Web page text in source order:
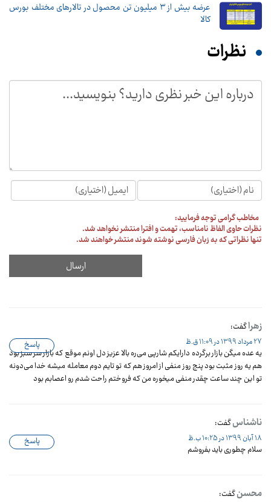
عرضه بیش از ۳ میلیون تن محصول در تالارهای مختلف بورس
کالا
نظرات
مخاطب گرامی توجه فرمایید:
نظرات حاوی الفاظ نامناسب، تهمت و افترا منتشر نخواهد شد.
تنها نظراتی که به زبان فارسی نوشته شوند منتشر خواهند شد.
زهراگفت:
27 مرداد 1399 در 11:09 ق.ظ
یه عده میگن بازار برگرده دارایکم شارپی می‌ره بالا عزیز دل اونم موقع که بازار سر سبز بود
هم یه روز مثبت بود پنج روز منفی از امروز هم که تو تایم دوم معامله میشه خدا می‌دونه
تو این چند ساعت چقدر منفی میخوره من که فروختم راحت شدم رو اعصابم بود
پاسخ
ناشناسگفت:
18 آبان 1399 در 10:25 ب.ظ
سلام چطوری باید بفروشم
پاسخ
محسنگفت: